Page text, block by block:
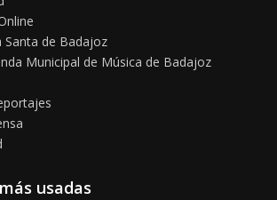
Santa de Badajoz
Municipal de Música de Badajoz
usadas